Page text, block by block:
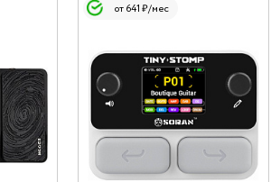
от 641 ₽/мес